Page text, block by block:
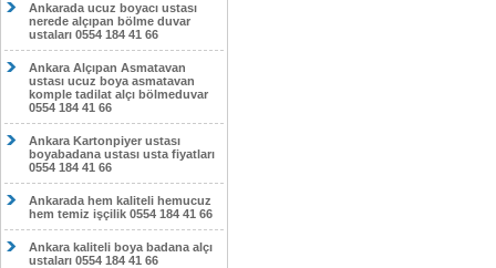
Ankarada ucuz boyacı ustası
nerede alçıpan bölme duvar
ustaları 0554 184 41 66
Ankara Alçıpan Asmatavan
ustası ucuz boya asmatavan
komple tadilat alçı bölmeduvar
0554 184 41 66
Ankara Kartonpiyer ustası
boyabadana ustası usta fiyatları
0554 184 41 66
Ankarada hem kaliteli hemucuz
hem temiz işçilik 0554 184 41 66
Ankara kaliteli boya badana alçı
ustaları 0554 184 41 66